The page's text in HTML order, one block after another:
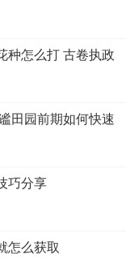
种怎么打 古卷执政
田园前期如何快速
巧分享
怎么获取